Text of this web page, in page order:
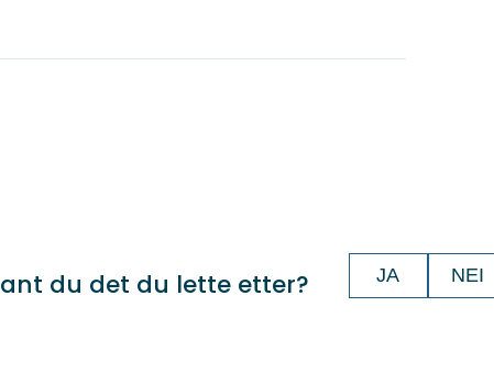
du det du lette etter? JA NEI